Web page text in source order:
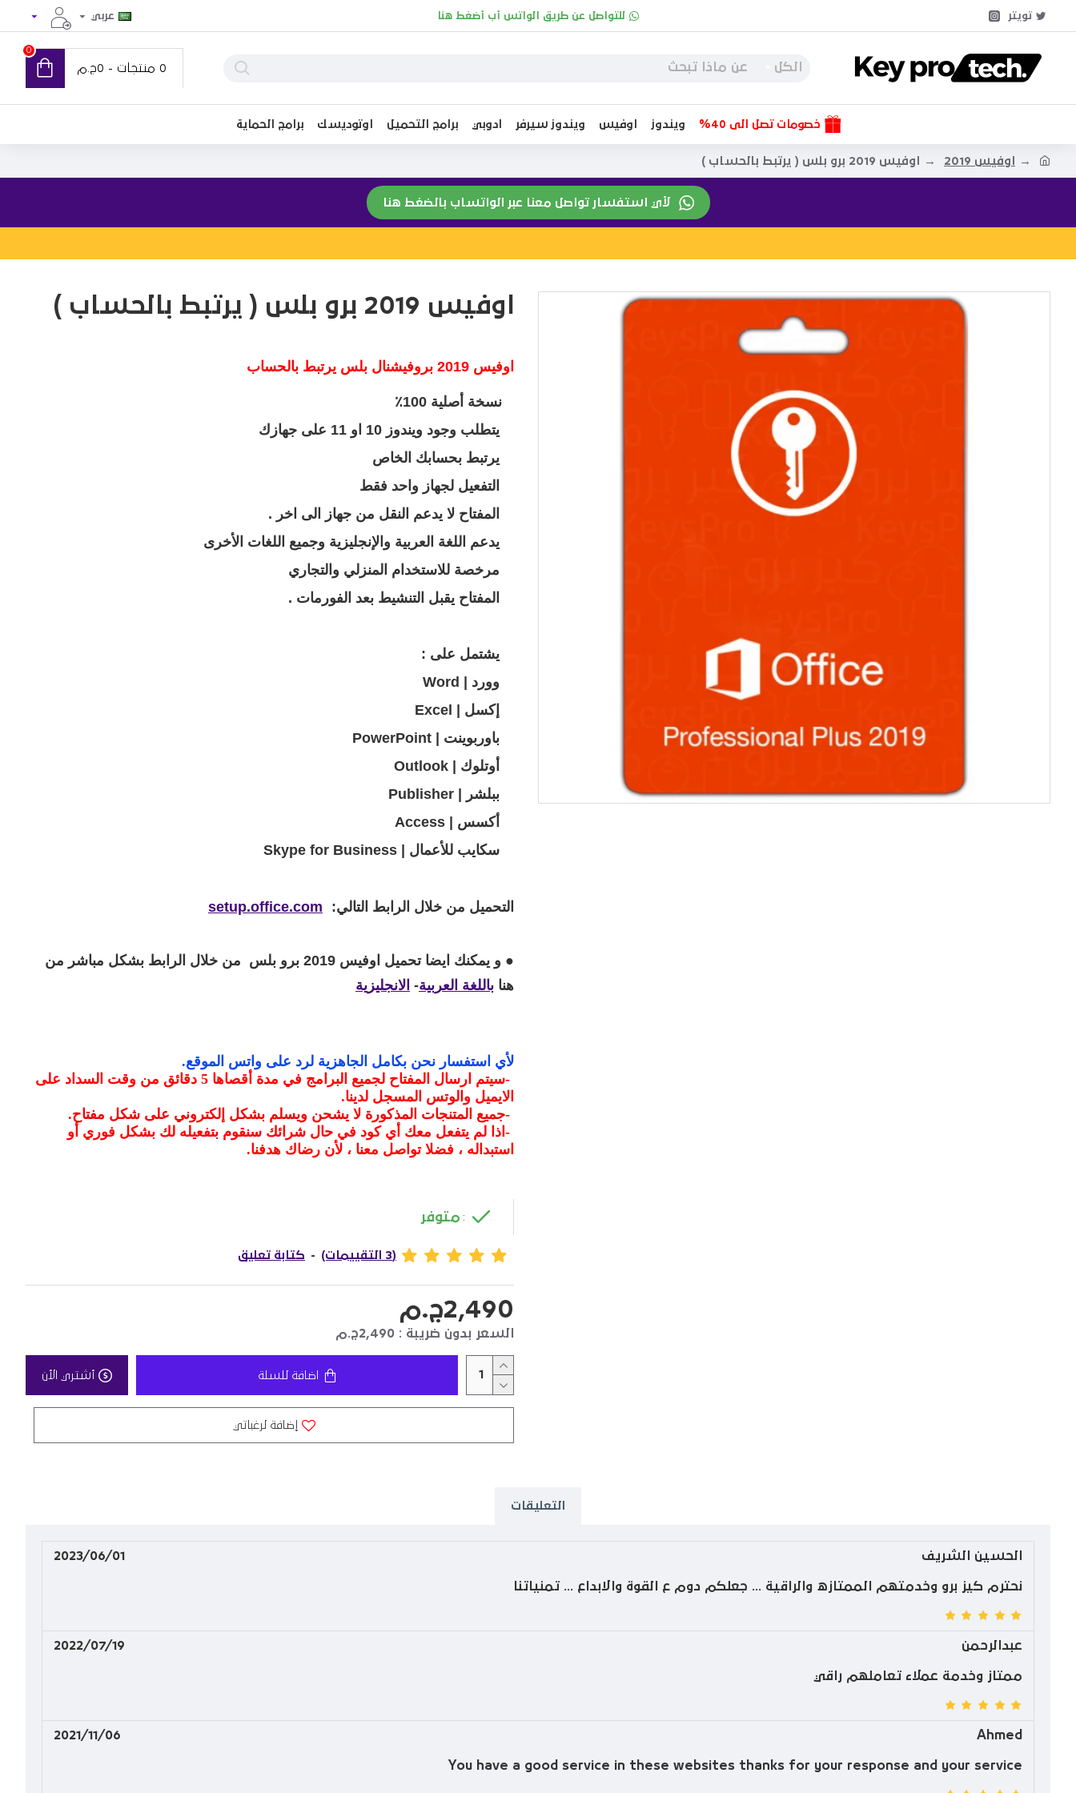
تويتر للتواصل عن طريق الواتس أب أضغط هنا عربي
الكل 0 منتجات - 0ج.م
0
خصومات تصل الى 40% ويندوز اوفيس ويندوز سيرفر ادوبي برامج التحميل اوتوديسك برامج الحماية
اوفيس 2019 اوفيس 2019 برو بلس ( يرتبط بالحساب )
لأي استفسار تواصل معنا عبر الواتساب بالضغط هنا
اوفيس 2019 برو بلس ( يرتبط بالحساب )
اوفيس 2019 بروفيشنال بلس يرتبط بالحساب
نسخة أصلية 100٪
يتطلب وجود ويندوز 10 او 11
على جهازك
يرتبط بحسابك الخاص
التفعيل لجهاز واحد فقط
المفتاح لا يدعم النقل من جهاز الى اخر .
يدعم اللغة العربية والإنجليزية وجميع اللغات الأخرى
مرخصة للاستخدام المنزلي والتجاري
المفتاح يقبل التنشيط بعد الفورمات .
يشتمل على :
وورد | Word
إكسل | Excel
باوربوينت | PowerPoint
أوتلوك | Outlook
ببلشر | Publisher
أكسس | Access
سكايب للأعمال | Skype for Business
التحميل من خلال الرابط التالي: setup.office.com
● و يمكنك ايضا تحميل اوفيس 2019 برو بلس من خلال الرابط بشكل مباشر من
هنا باللغة العربية- الانجليزية
لأي استفسار نحن بكامل الجاهزية لرد على واتس الموقع.
-
سيتم ارسال المفتاح لجميع البرامج في مدة أقصاها 5 دقائق من وقت السداد على
الايميل والوتس المسجل لدينا.
-جميع المتنجات المذكورة لا يشحن ويسلم بشكل إلكتروني على شكل مفتاح.
- اذا لم يتفعل معك أي كود في حال شرائك سنقوم بتفعيله لك بشكل فوري أو
استبداله ، فضلا تواصل معنا ، لأن رضاك هدفنا.
: متوفر
(3 التقييمات) - كتابة تعليق
2,490ج.م
السعر بدون ضريبة : 2,490ج.م
اضافة للسلة أشتري الأن
إضافة لرغباتي
التعليقات
الحسين الشريف 2023/06/01
نحترم كيز برو وخدمتهم الممتازه والراقية ... جعلكم دوم ع القوة والابداع ... تمنياتنا
عبدالرحمن 2022/07/19
ممتاز وخدمة عملاء تعاملهم راقي
Ahmed
2021/11/06
You have a good service in these websites thanks for your response and your service